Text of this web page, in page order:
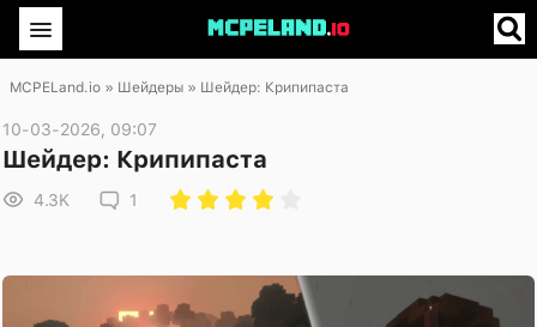
MCPELand.io » Шейдеры » Шейдер: Крипипаста
10-03-2026, 09:07
Шейдер: Крипипаста
4.3K 1